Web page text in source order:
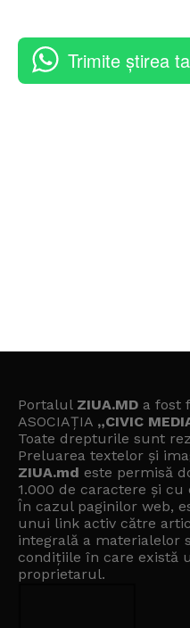
Trimite știrea
Portalul ZIUA.MD a fost
ASOCIAȚIA „CIVIC
Toate drepturile sunt
Preluarea textelor și
ZIUA.md este permisă
1.000 de caractere și
În cazul paginilor web,
unui link activ către
integrală a materialelor
condițiile în care există
proprietarul.